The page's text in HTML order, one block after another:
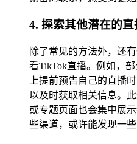
4. 探索其他潜在的直
除了常见的方法外，还
看TikTok直播。例如，
上提前预告自己的直播
以及时获取相关信息。
或专题页面也会集中展
些渠道，或许能发现一些